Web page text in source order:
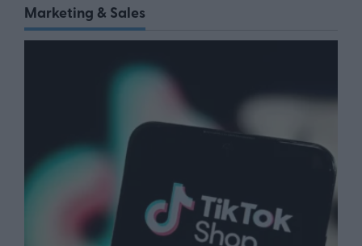
Marketing & Sales